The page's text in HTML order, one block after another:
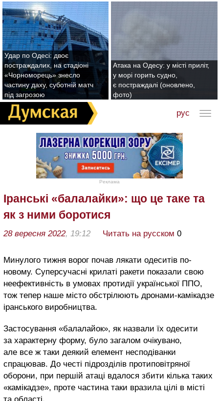
Удар по Одесі: двоє
постраждалих, на стадіоні
«Чорноморець» знесло
частину даху, суботній матч
під загрозою
Атака на Одесу: у місті приліт,
у морі горить судно,
є постраждалі (оновлено,
фото)
рус
Реклама
Іранські «балалайки»: що це таке та
як з ними боротися
28 вересня 2022, 19:12 Читать на русском 0
Минулого тижня ворог почав лякати одеситів по-
новому. Суперсучасні крилаті ракети показали свою
неефективність в умовах протидії української ППО,
тож тепер наше місто обстрілюють дронами-камікадзе
іранського виробництва.
Застосування «балалайок», як назвали їх одесити
за характерну форму, було загалом очікувано,
але все ж таки деякий елемент несподіванки
спрацював. До честі підрозділів протиповітряної
оборони, при першій атаці вдалося збити кілька таких
«камікадзе», проте частина таки вразила цілі в місті